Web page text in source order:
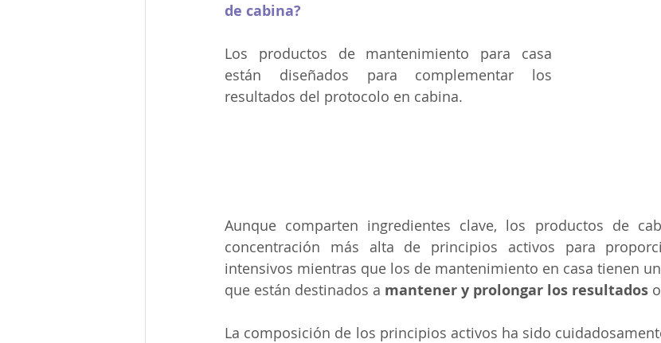
de cabina?
Los productos de mantenimiento para casa
están diseñados para complementar los
resultados del protocolo en cabina.
Aunque comparten ingredientes clave, los productos de
concentración más alta de principios activos para
intensivos mientras que los de mantenimiento en casa tienen un
que están destinados a mantener y prolongar los resultados
La composición de los principios activos ha sido